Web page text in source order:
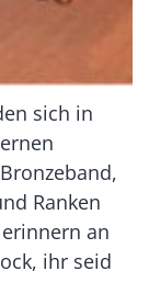
sich in
Ranken
an
ihr seid